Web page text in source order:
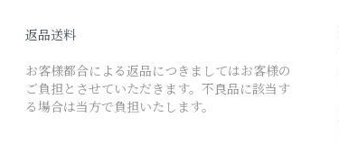
返品送料
お客様都合による返品につきましてはお客様の
ご負担とさせていただきます。不良品に該当す
る場合は当方で負担いたします。